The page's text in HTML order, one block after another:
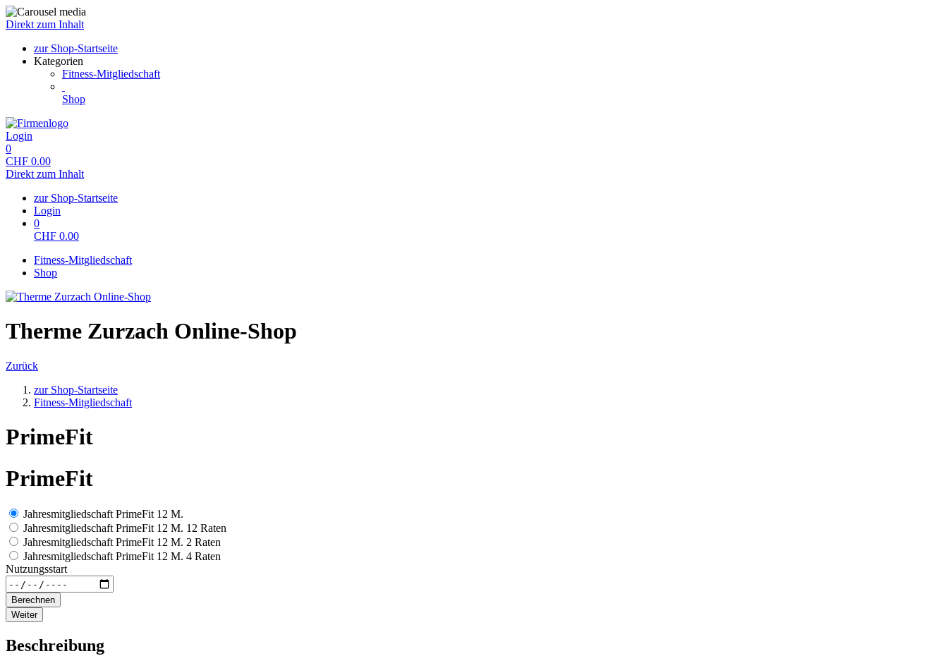
Direkt zum Inhalt
zur Shop-Startseite
Kategorien
Fitness-Mitgliedschaft
Shop
Login
0
CHF 0.00
Direkt zum Inhalt
zur Shop-Startseite
Login
0
CHF 0.00
Fitness-Mitgliedschaft
Shop
Therme Zurzach Online-Shop
Zurück
zur Shop-Startseite
Fitness-Mitgliedschaft
PrimeFit
PrimeFit
Jahresmitgliedschaft PrimeFit 12 M.
Jahresmitgliedschaft PrimeFit 12 M. 12 Raten
Jahresmitgliedschaft PrimeFit 12 M. 2 Raten
Jahresmitgliedschaft PrimeFit 12 M. 4 Raten
Nutzungsstart
Berechnen
Weiter
Beschreibung